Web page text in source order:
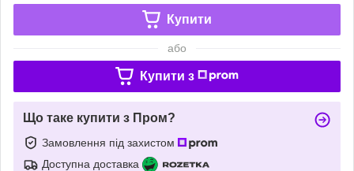
Купити
або
Купити з
Що таке купити з Пром?
Замовлення під захистом
Доступна доставка